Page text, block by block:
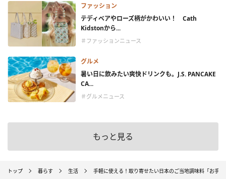
ファッション
テディベアやローズ柄がかわいい！ Cath
Kidstonから...
＃ファッションニュース
グルメ
暑い日に飲みたい爽快ドリンクも。J.S. PANCAKE
CA...
＃グルメニュース
もっと見る
トップ 暮らす 生活 手軽に使える！取り寄せたい日本のご当地調味料「お手